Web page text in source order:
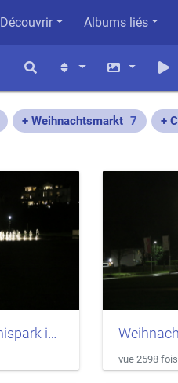
Découvrir Albums liés
+ Weihnachtsmarkt 7 +
Der Kneipp-Erlebnispark in Bad Iburg
vue 2598 fois